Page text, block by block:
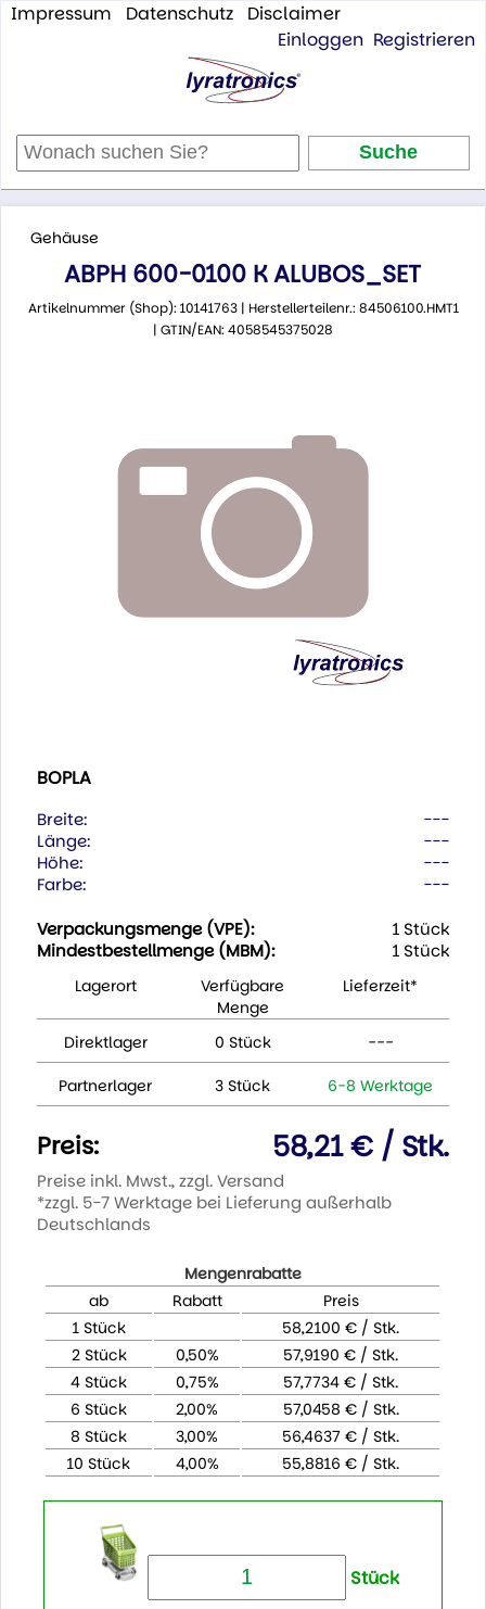
Impressum Datenschutz
Disclaimer
Einloggen Registrieren
Gehäuse
ABPH 600-0100 K ALUBOS_SET
Artikelnummer (Shop): 10141763 | Herstellerteilenr.: 84506100.HMT1
| GTIN/EAN: 4058545375028
BOPLA
Breite:
---
Länge:
---
Höhe:
---
Farbe:
---
Verpackungsmenge (VPE):
1 Stück
Mindestbestellmenge (MBM):
1 Stück
Lagerort
Verfügbare
Menge
Lieferzeit*
Direktlager 0 Stück ---
Partnerlager 3 Stück 6-8 Werktage
Preis: 58,21 € / Stk.
Preise inkl. Mwst., zzgl. Versand
*zzgl. 5-7 Werktage bei Lieferung außerhalb
Deutschlands
Mengenrabatte
ab
Rabatt
Preis
1 Stück
58,2100 € / Stk.
2 Stück
0,50%
57,9190 € / Stk.
4 Stück
0,75%
57,7734 € / Stk.
6 Stück
2,00%
57,0458 € / Stk.
8 Stück
3,00%
56,4637 € / Stk.
10 Stück
4,00% 55,8816 € / Stk.
Stück